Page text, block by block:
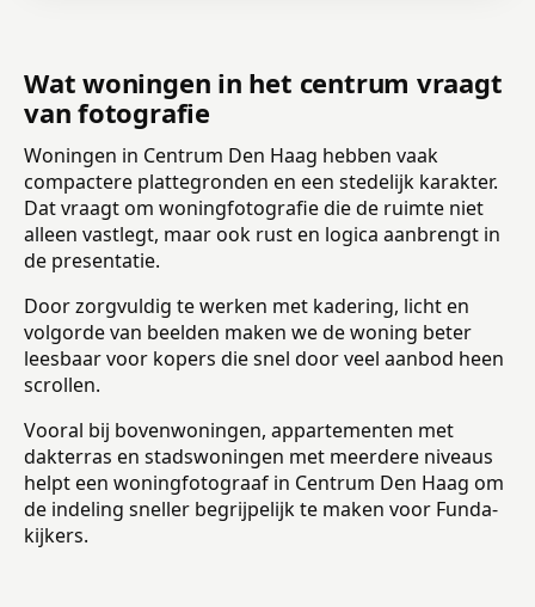
Wat woningen in het centrum vraagt
van fotografie
Woningen in Centrum Den Haag hebben vaak
compactere plattegronden en een stedelijk karakter.
Dat vraagt om woningfotografie die de ruimte niet
alleen vastlegt, maar ook rust en logica aanbrengt in
de presentatie.
Door zorgvuldig te werken met kadering, licht en
volgorde van beelden maken we de woning beter
leesbaar voor kopers die snel door veel aanbod heen
scrollen.
Vooral bij bovenwoningen, appartementen met
dakterras en stadswoningen met meerdere niveaus
helpt een woningfotograaf in Centrum Den Haag om
de indeling sneller begrijpelijk te maken voor Funda-
kijkers.